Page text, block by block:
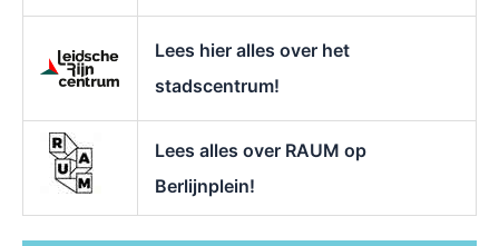
Lees hier alles over het
stadscentrum!
Lees alles over RAUM op
Berlijnplein!